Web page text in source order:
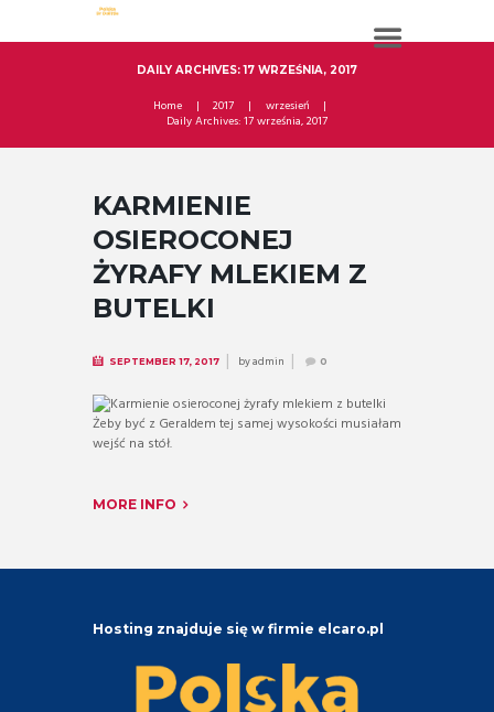
DAILY ARCHIVES: 17 WRZEŚNIA, 2017
Home 2017
wrzesień
Daily Archives: 17 września, 2017
KARMIENIE
OSIEROCONEJ
ŻYRAFY MLEKIEM Z
BUTELKI
SEPTEMBER 17, 2017 byadmin 0
Żeby być z Geraldem tej samej wysokości musiałam
wejść na stół.
MORE INFO
Hosting znajduje się w firmie elcaro.pl